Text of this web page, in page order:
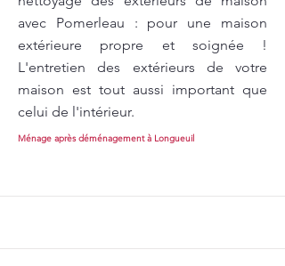
avec Pomerleau : pour une maison
extérieure propre et soignée !
L'entretien des extérieurs de votre
maison est tout aussi important que
celui de l'intérieur.
Ménage après déménagement à Longueuil